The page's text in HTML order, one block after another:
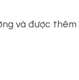
và được thêm